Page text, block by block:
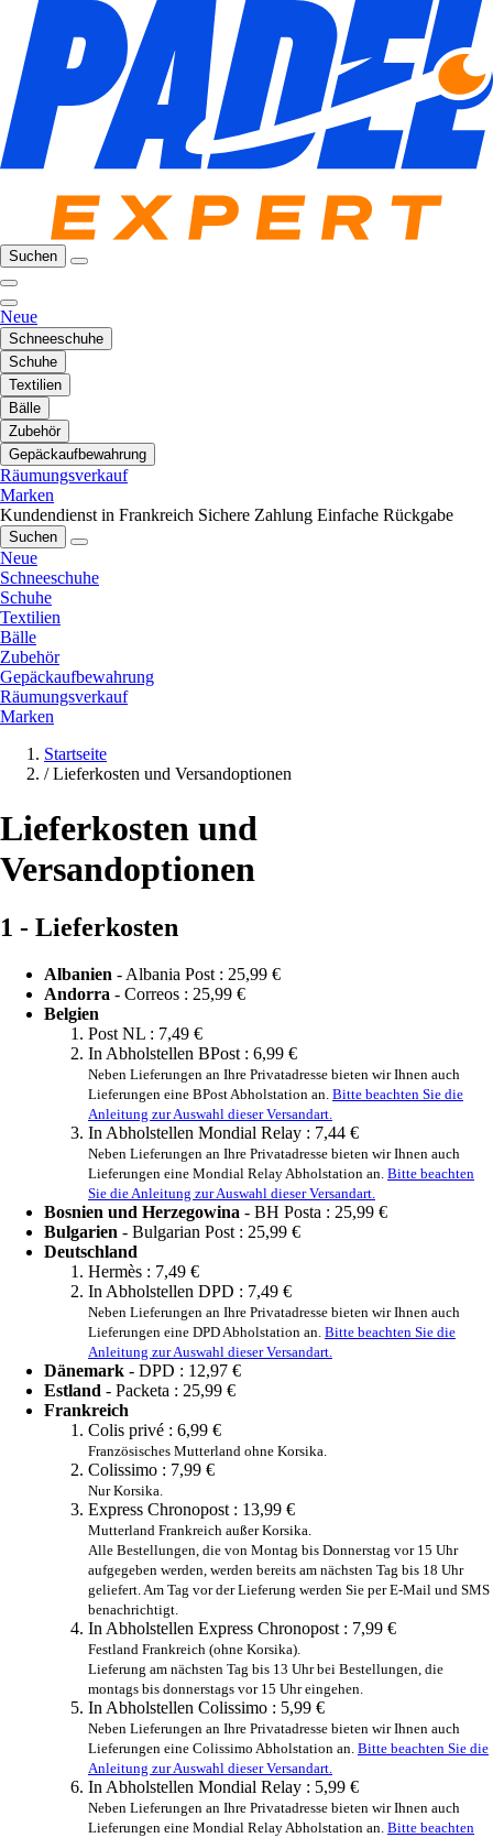
Suchen
Neue
Schneeschuhe
Schuhe
Textilien
Bälle
Zubehör
Gepäckaufbewahrung
Räumungsverkauf
Marken
Kundendienst in Frankreich Sichere Zahlung Einfache Rückgabe
Suchen
Neue
Schneeschuhe
Schuhe
Textilien
Bälle
Zubehör
Gepäckaufbewahrung
Räumungsverkauf
Marken
Startseite
/ Lieferkosten und Versandoptionen
Lieferkosten und
Versandoptionen
1 - Lieferkosten
Albanien - Albania Post : 25,99 €
Andorra - Correos : 25,99 €
Belgien
Post NL : 7,49 €
In Abholstellen BPost : 6,99 €
Neben Lieferungen an Ihre Privatadresse bieten wir Ihnen auch
Lieferungen eine BPost Abholstation an. Bitte beachten Sie die
Anleitung zur Auswahl dieser Versandart.
In Abholstellen Mondial Relay : 7,44 €
Neben Lieferungen an Ihre Privatadresse bieten wir Ihnen auch
Lieferungen eine Mondial Relay Abholstation an. Bitte beachten
Sie die Anleitung zur Auswahl dieser Versandart.
Bosnien und Herzegowina - BH Posta : 25,99 €
Bulgarien - Bulgarian Post : 25,99 €
Deutschland
Hermès : 7,49 €
In Abholstellen DPD : 7,49 €
Neben Lieferungen an Ihre Privatadresse bieten wir Ihnen auch
Lieferungen eine DPD Abholstation an. Bitte beachten Sie die
Anleitung zur Auswahl dieser Versandart.
Dänemark - DPD : 12,97 €
Estland - Packeta : 25,99 €
Frankreich
Colis privé : 6,99 €
Französisches Mutterland ohne Korsika.
Colissimo : 7,99 €
Nur Korsika.
Express Chronopost : 13,99 €
Mutterland Frankreich außer Korsika.
Alle Bestellungen, die von Montag bis Donnerstag vor 15 Uhr
aufgegeben werden, werden bereits am nächsten Tag bis 18 Uhr
geliefert. Am Tag vor der Lieferung werden Sie per E-Mail und SMS
benachrichtigt.
In Abholstellen Express Chronopost : 7,99 €
Festland Frankreich (ohne Korsika).
Lieferung am nächsten Tag bis 13 Uhr bei Bestellungen, die
montags bis donnerstags vor 15 Uhr eingehen.
In Abholstellen Colissimo : 5,99 €
Neben Lieferungen an Ihre Privatadresse bieten wir Ihnen auch
Lieferungen eine Colissimo Abholstation an. Bitte beachten Sie die
Anleitung zur Auswahl dieser Versandart.
In Abholstellen Mondial Relay : 5,99 €
Neben Lieferungen an Ihre Privatadresse bieten wir Ihnen auch
Lieferungen eine Mondial Relay Abholstation an. Bitte beachten